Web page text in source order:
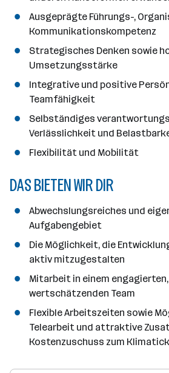
Ausgeprägte Führungs-,
Kommunikationskompetenz
Strategisches Denken sowie
Umsetzungsstärke
Integrative und positive
Teamfähigkeit
Selbständiges
Verlässlichkeit und
Flexibilität und Mobilität
DAS BIETEN WIR DIR
Abwechslungsreiches und
Aufgabengebiet
Die Möglichkeit, die
aktiv mitzugestalten
Mitarbeit in einem
wertschätzenden Team
Flexible Arbeitszeiten sowie
Telearbeit und attraktive
Kostenzuschuss zum